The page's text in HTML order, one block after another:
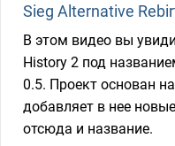
Sieg Alternative
В этом видео вы
History 2 под
0.5. Проект основан
добавляет в нее
отсюда и название.